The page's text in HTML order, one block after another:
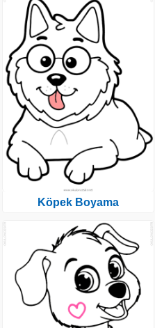
Köpek Boyama